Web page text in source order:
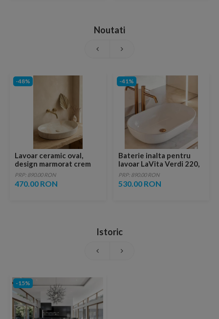
Noutati
-48%
Lavoar ceramic oval,
design marmorat crem
lucios cu vene aurii,
ventil inclus
PRP: 890.00 RON
470.00 RON
-41%
Baterie inalta pentru
lavoar LaVita Verdi 220,
fara ventil, brushed
copper
PRP: 890.00 RON
530.00 RON
Istoric
-15%